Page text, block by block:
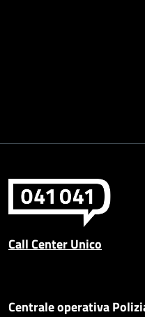
Call Center Unico
Centrale operativa